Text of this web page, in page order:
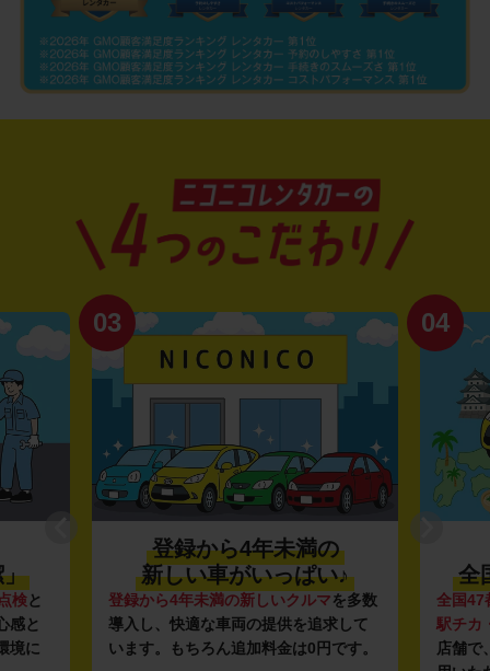
」
検と
感と
境に
03
登録から4年未満の
新しい車がいっぱい♪
登録から4年未満の新しいクルマを多数
導入し、快適な車両の提供を追求して
います。もちろん追加料金は0円です。
04
全
全国47
駅チカ
店舗で